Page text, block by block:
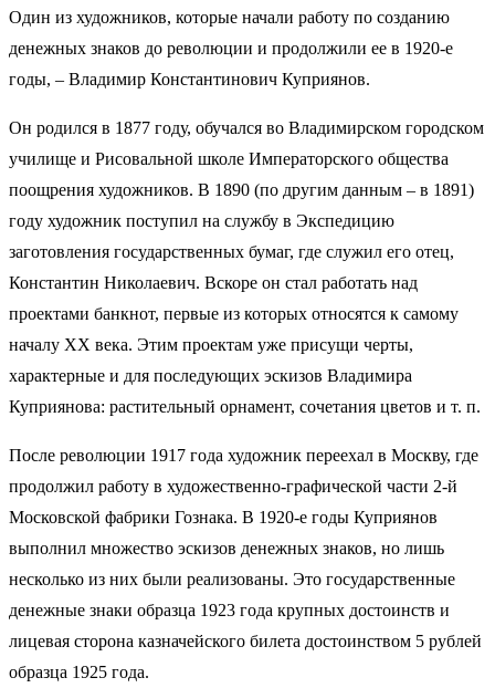
Один из художников, которые начали работу по созданию
денежных знаков до революции и продолжили ее в 1920-е
годы, – Владимир Константинович Куприянов.
Он родился в 1877 году, обучался во Владимирском городском
училище и Рисовальной школе Императорского общества
поощрения художников. В 1890 (по другим данным – в 1891)
году художник поступил на службу в Экспедицию
заготовления государственных бумаг, где служил его отец,
Константин Николаевич. Вскоре он стал работать над
проектами банкнот, первые из которых относятся к самому
началу XX века. Этим проектам уже присущи черты,
характерные и для последующих эскизов Владимира
Куприянова: растительный орнамент, сочетания цветов и т. п.
После революции 1917 года художник переехал в Москву, где
продолжил работу в художественно-графической части 2-й
Московской фабрики Гознака. В 1920-е годы Куприянов
выполнил множество эскизов денежных знаков, но лишь
несколько из них были реализованы. Это государственные
денежные знаки образца 1923 года крупных достоинств и
лицевая сторона казначейского билета достоинством 5 рублей
образца 1925 года.